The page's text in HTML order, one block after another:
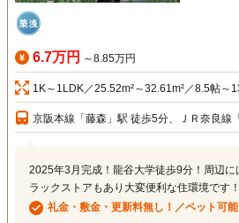
6.7万円 ～8.85万円
1K～1LDK／25.52m²～32.61m²／8.5帖～
京阪本線「藤森」駅 徒歩5分、ＪＲ奈良線
2025年3月完成！龍谷大学徒歩9分！周辺
ラックストアもあり大変便利な住環境です！
礼金・敷金・更新料無し！／ペット可